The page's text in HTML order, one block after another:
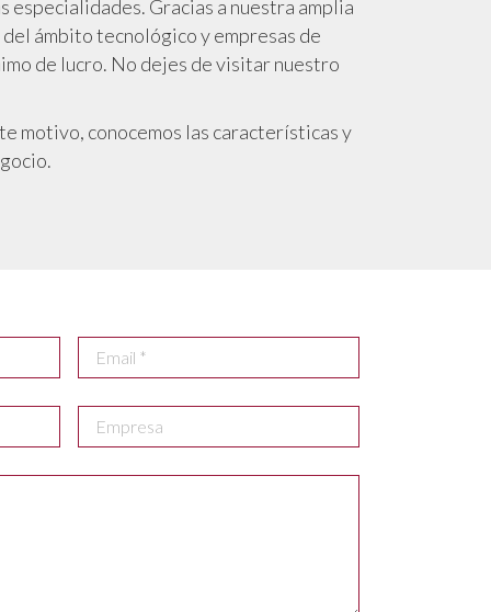
especialidades. Gracias a nuestra amplia
ámbito tecnológico y empresas de
de lucro. No dejes de visitar nuestro
motivo, conocemos las características y